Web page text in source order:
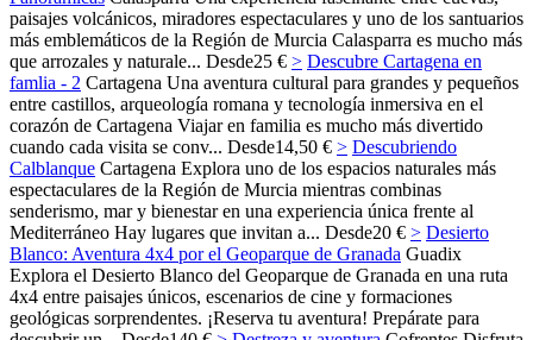
paisajes volcánicos, miradores espectaculares y uno de los santuarios
más emblemáticos de la Región de Murcia Calasparra es mucho más
que arrozales y naturale... Desde25 € > Descubre Cartagena en
famlia - 2 Cartagena Una aventura cultural para grandes y pequeños
entre castillos, arqueología romana y tecnología inmersiva en el
corazón de Cartagena Viajar en familia es mucho más divertido
cuando cada visita se conv... Desde14,50 € > Descubriendo
Calblanque Cartagena Explora uno de los espacios naturales más
espectaculares de la Región de Murcia mientras combinas
senderismo, mar y bienestar en una experiencia única frente al
Mediterráneo Hay lugares que invitan a... Desde20 € > Desierto
Blanco: Aventura 4x4 por el Geoparque de Granada Guadix
Explora el Desierto Blanco del Geoparque de Granada en una ruta
4x4 entre paisajes únicos, escenarios de cine y formaciones
geológicas sorprendentes. ¡Reserva tu aventura! Prepárate para